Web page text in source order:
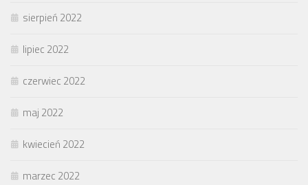
sierpień 2022
lipiec 2022
czerwiec 2022
maj 2022
kwiecień 2022
marzec 2022